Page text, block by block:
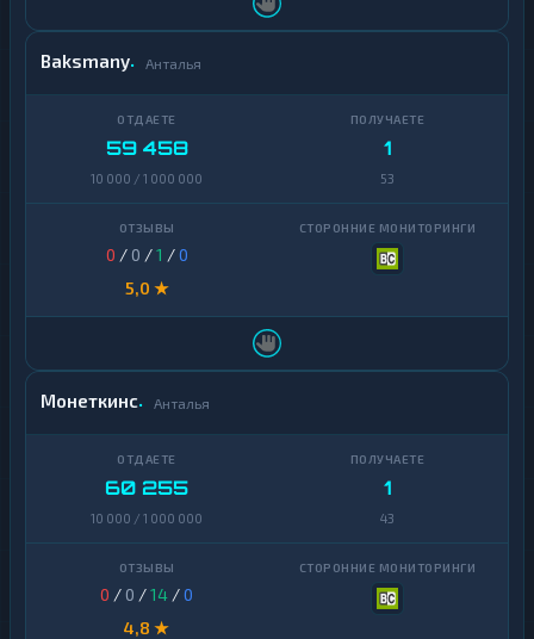
Baksmany Анталья
59 458
10 000 / 1 000 000
1
53
0 / 0 /1 /0
5,0 ★
Монеткинс Анталья
60 255
10 000 / 1 000 000
1
43
0 / 0 /14 /0
4,8 ★